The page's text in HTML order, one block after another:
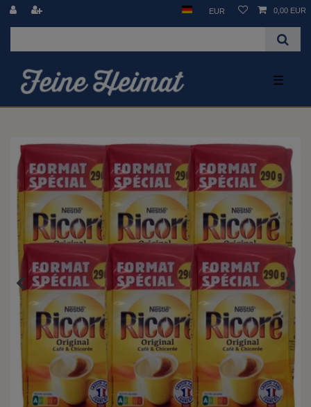
EUR 0,00 EUR
☰